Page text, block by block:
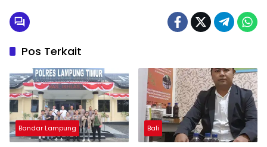
Pos Terkait
Bandar Lampung Bali